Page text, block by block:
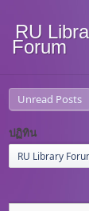
RU
Forum
Unread Posts
ปฏิทิน
RU Library